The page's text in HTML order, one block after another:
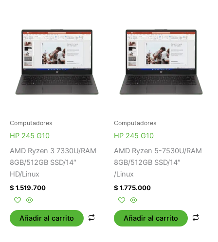
Computadores
HP 245 G10
AMD Ryzen 3 7330U/RAM
8GB/512GB SSD/14″
HD/Linux
$ 1.519.700
Añadir al carrito
Computadores
HP 245 G10
AMD Ryzen 5-7530U/RAM
8GB/512GB SSD/14″
/Linux
$ 1.775.000
Añadir al carrito